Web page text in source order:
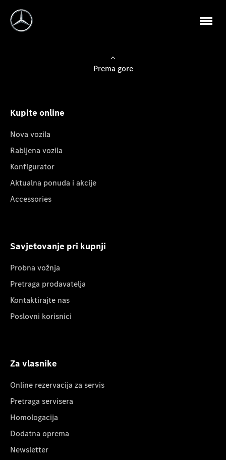
Prema gore
Kupite online
Nova vozila
Rabljena vozila
Konfigurator
Aktualna ponuda i akcije
Accessories
Savjetovanje pri kupnji
Probna vožnja
Pretraga prodavatelja
Kontaktirajte nas
Poslovni korisnici
Za vlasnike
Online rezervacija za servis
Pretraga servisera
Homologacija
Dodatna oprema
Newsletter